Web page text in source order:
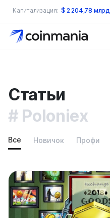
Капитализация: $ 2 204,78 млрд
Статьи
Poloniex
Все Новичок Профи